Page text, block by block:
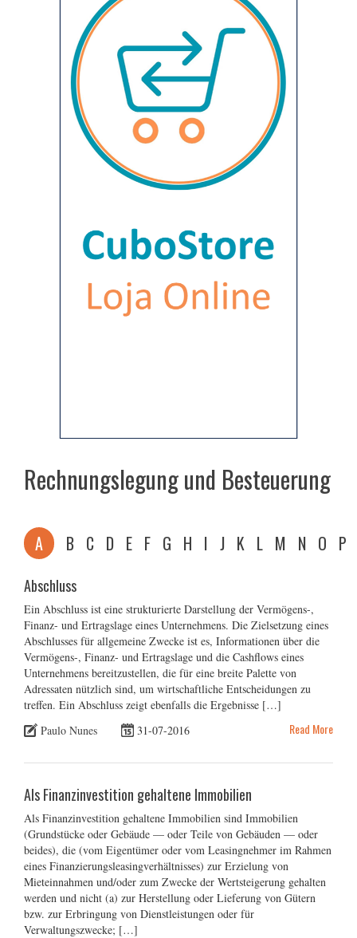
Rechnungslegung und Besteuerung
A B C D E F G H I J K L M N O P
Abschluss
Ein Abschluss ist eine strukturierte Darstellung der Vermögens-,
Finanz- und Ertragslage eines Unternehmens. Die Zielsetzung eines
Abschlusses für allgemeine Zwecke ist es, Informationen über die
Vermögens-, Finanz- und Ertragslage und die Cashflows eines
Unternehmens bereitzustellen, die für eine breite Palette von
Adressaten nützlich sind, um wirtschaftliche Entscheidungen zu
treffen. Ein Abschluss zeigt ebenfalls die Ergebnisse […]
Paulo Nunes
31-07-2016 Read More
Als Finanzinvestition gehaltene Immobilien
Als Finanzinvestition gehaltene Immobilien sind Immobilien
(Grundstücke oder Gebäude — oder Teile von Gebäuden — oder
beides), die (vom Eigentümer oder vom Leasingnehmer im Rahmen
eines Finanzierungsleasingverhältnisses) zur Erzielung von
Mieteinnahmen und/oder zum Zwecke der Wertsteigerung gehalten
werden und nicht (a) zur Herstellung oder Lieferung von Gütern
bzw. zur Erbringung von Dienstleistungen oder für
Verwaltungszwecke; […]